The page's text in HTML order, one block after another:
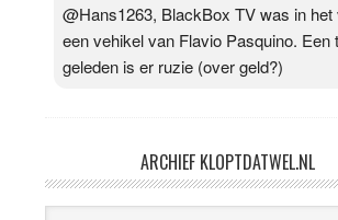
Klaas van Dijk
onBedenkingen bij het rapport over
een vehikel van Flavio Pasquino. Een
geleden is er ruzie (over geld?)